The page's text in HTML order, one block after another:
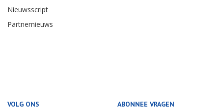
Nieuwsscript
Partnernieuws
VOLG ONS ABONNEE VRAGEN